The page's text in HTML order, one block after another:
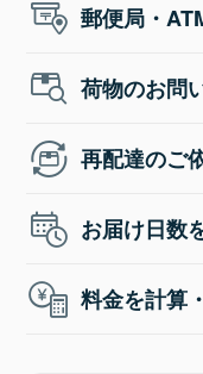
郵便局・
荷物のお問
再配達のご
お届け日数
料金を計算